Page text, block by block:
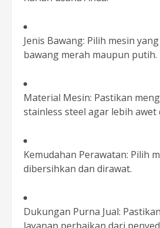
Jenis Bawang: Pilih mesin
bawang merah maupun putih.
Material Mesin: Pastikan
stainless steel agar lebih awet
Kemudahan Perawatan: Pilih
dibersihkan dan dirawat.
Dukungan Purna Jual: